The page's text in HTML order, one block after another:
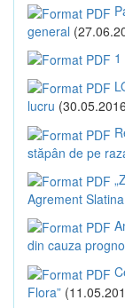
general
lucru
stăpân de pe
Agrement Slatina
din cauza
Flora”